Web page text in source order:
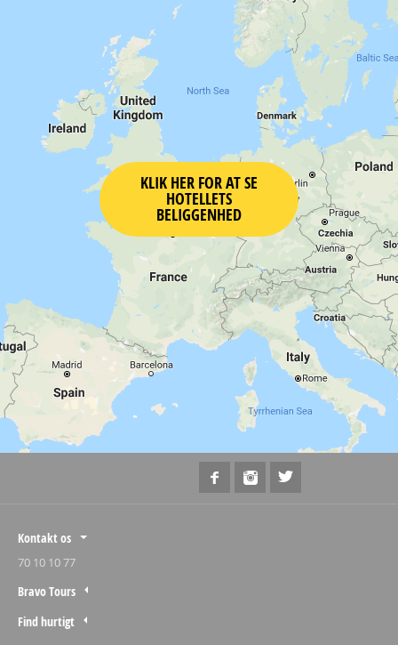
KLIK HER FOR AT SE
HOTELLETS
BELIGGENHED
Kontakt os
70 10 10 77
Bravo Tours
Find hurtigt